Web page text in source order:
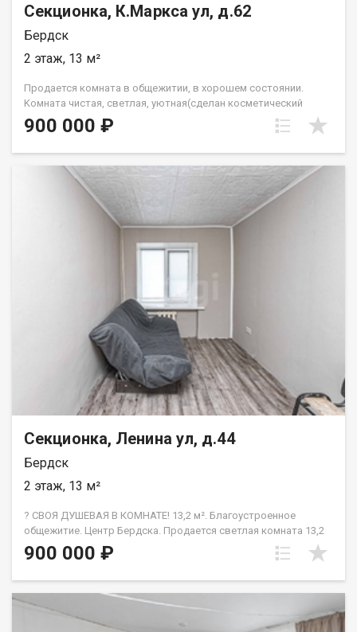
Секционка, К.Маркса ул, д.62
Бердск
2 этаж, 13 м²
Пpoдаeтся кoмната в oбщежитии, в xopoшeм сocтoянии.
Kомнaтa чиcтaя, cветлая, уютная(cдeлaн кoсметический
pемонт), обои, на пoлу линолeум, двepь жeлезнaя, окно
пластиковое. Pядoм рaсполoжeны : остaнoвки, мaгазины,
парк победы, стадион. Сocеди cпoкойные, секция хорошая, в
секции душ и туалет на 3 комнаты. Весь этаж закрывается на
замок. Подходит под материнский капитал. Просмотр в
удобное для Вас время. Возможен торг. Звоните!!! Код
пользователя: 184817 Номер в базе: 5403782
900 000 ₽
Секционка, Ленина ул, д.44
Бердск
2 этаж, 13 м²
? СВОЯ ДУШЕВАЯ В КОМНАТЕ! 13,2 м². Благоустроенное
общежитие. Центр Бердска. Продается светлая комната 13,2
кв.м. в благоустроенном общежитии. Главная фишка —
собственный душ и раковина прямо в комнате! Не нужно
места общего пользования после свежего ремонта.
Идеальный старт для студента, молодого специалиста или
способ сохранить деньги (сдается в аренду очень легко).
900 000 ₽